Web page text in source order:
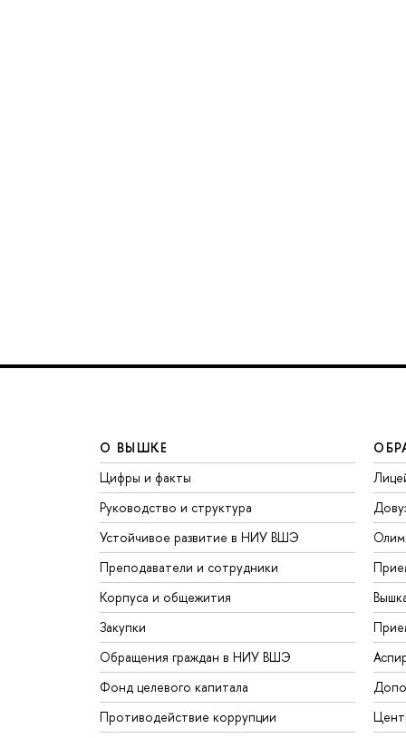
О ВЫШКЕ
Цифры и факты
Руководство и структура
Устойчивое развитие в НИУ ВШЭ
Преподаватели и сотрудники
Корпуса и общежития
Закупки
Обращения граждан в НИУ ВШЭ
Фонд целевого капитала
Противодействие коррупции